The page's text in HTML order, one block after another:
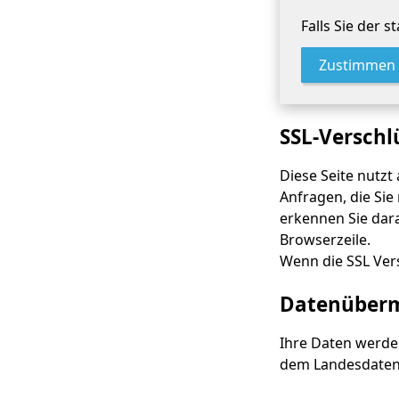
Falls Sie der
Zustimmen
SSL-
Diese Seite
Anfragen, die
erkennen Sie
Browserzeile.
Wenn die SSL
Ihre Daten
dem